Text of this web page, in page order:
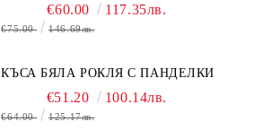
€60.00 117.35лв.
€75.00 146.69лв.
КЪСА БЯЛА РОКЛЯ С ПАНДЕЛКИ
€51.20 100.14лв.
€64.00 125.17лв.